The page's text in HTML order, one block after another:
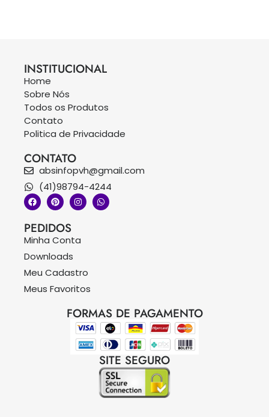
INSTITUCIONAL
Home
Sobre Nós
Todos os Produtos
Contato
Politica de Privacidade
CONTATO
absinfopvh@gmail.com
(41)98794-4244
PEDIDOS
Minha Conta
Downloads
Meu Cadastro
Meus Favoritos
FORMAS DE PAGAMENTO
SITE SEGURO